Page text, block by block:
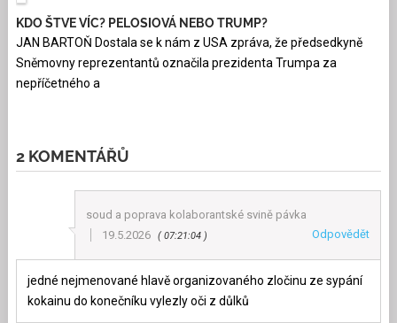
KDO ŠTVE VÍC? PELOSIOVÁ NEBO TRUMP?
JAN BARTOŇ Dostala se k nám z USA zpráva, že předsedkyně
Sněmovny reprezentantů označila prezidenta Trumpa za
nepříčetného a
2 KOMENTÁŘŮ
soud a poprava kolaborantské svině pávka
19.5.2026
07:21:04 Odpovědět
jedné nejmenované hlavě organizovaného zločinu ze sypání
kokainu do konečníku vylezly oči z důlků